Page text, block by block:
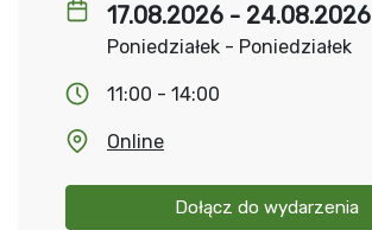
17.08.2026 - 24.08.2026
Poniedziałek - Poniedziałek
11:00 - 14:00
Online
Dołącz do wydarzenia